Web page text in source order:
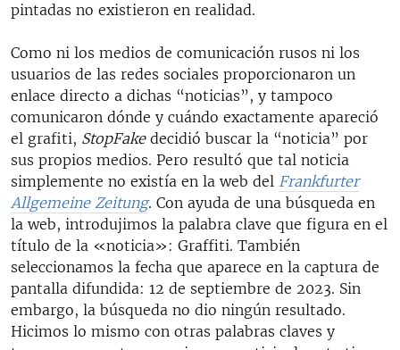
pintadas no existieron en realidad.
Como ni los medios de comunicación rusos ni los
usuarios de las redes sociales proporcionaron un
enlace directo a dichas “noticias”, y tampoco
comunicaron dónde y cuándo exactamente apareció
el grafiti, StopFakedecidió buscar la “noticia” por
sus propios medios. Pero resultó que tal noticia
simplemente no existía en la web del Frankfurter
Allgemeine Zeitung. Con ayuda de una búsqueda en
la web, introdujimos la palabra clave que figura en el
título de la «noticia»: Graffiti. También
seleccionamos la fecha que aparece en la captura de
pantalla difundida: 12 de septiembre de 2023. Sin
embargo, la búsqueda no dio ningún resultado.
Hicimos lo mismo con otras palabras claves y